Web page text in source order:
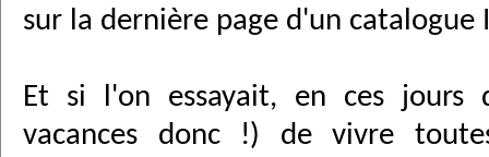
sur la dernière page d'un catalogue
Et si l'on essayait, en ces jours
vacances donc !) de vivre